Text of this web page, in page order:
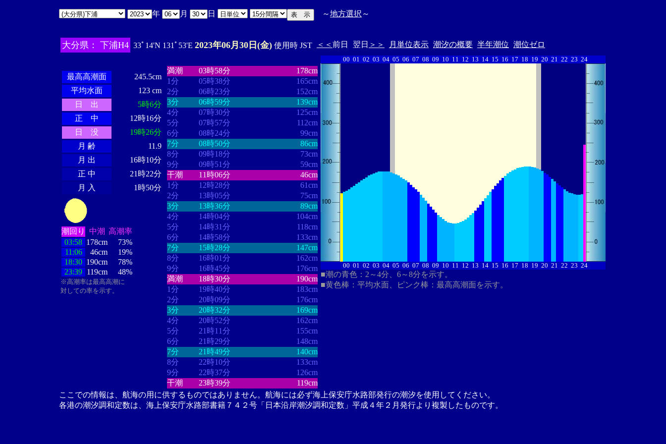
年 月 日 ～地方選択 ～
大分県： 下浦H4 33ﾟ14'N 131ﾟ53'E 2023年06月30日(金) 使用時 JST ＜＜ 前日 翌日 ＞＞ 月単位表示 潮汐の概要 半年潮位 潮位ゼロ
最高高潮面
245.5cm
平均水面
123 cm
日 出
5時6分
正 中
12時16分
日 没
19時26分
月 齢
11.9
月 出
16時10分
正 中
21時22分
月 入
1時50分
潮回り 中潮 高潮率
03:58 178cm
73%
11:06
46cm
19%
18:30 190cm
78%
23:39 119cm 48%
※高潮率は最高高潮に
対しての率を示す。
満潮
03時58分
178cm
1分
05時38分
165cm
2分
06時23分
152cm
3分
06時59分
139cm
4分
07時30分
125cm
5分
07時57分
112cm
6分
08時24分
99cm
7分
08時50分
86cm
8分
09時18分
73cm
9分
09時51分
59cm
干潮
11時06分
46cm
1分
12時28分
61cm
2分
13時05分
75cm
3分
13時36分
89cm
4分
14時04分
104cm
5分
14時31分
118cm
6分
14時58分
133cm
7分
15時28分
147cm
8分
16時01分
162cm
9分
16時45分
176cm
満潮
18時30分
190cm
1分
19時40分
183cm
2分
20時09分
176cm
3分
20時32分
169cm
4分
20時52分
162cm
5分
21時11分
155cm
6分
21時29分
148cm
7分
21時49分
140cm
8分
22時10分
133cm
9分
22時37分
126cm
干潮
23時39分 119cm
00 01 02 03 04 05 06 07 08 09 10 11 12 13 14 15 16 17 18 19 20 21 22 23 24
00 01 02 03 04 05 06 07 08 09 10 11 12 13 14 15 16 17 18 19 20 21 22 23 24
■潮の青色：2～4分、6～8分を示す。
■黄色棒：平均水面、ピンク棒：最高高潮面を示す。
ここでの情報は、航海の用に供するものではありません。航海には必ず海上保安庁水路部発行の潮汐を使用してください。
各港の潮汐調和定数は、海上保安庁水路部書籍７４２号「日本沿岸潮汐調和定数」平成４年２月発行より複製したものです。